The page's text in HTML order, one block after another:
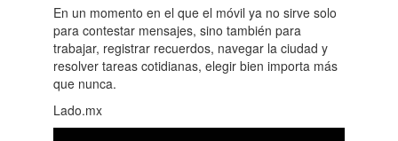
En un momento en el que el móvil ya no sirve solo
para contestar mensajes, sino también para
trabajar, registrar recuerdos, navegar la ciudad y
resolver tareas cotidianas, elegir bien importa más
que nunca.
Lado.mx